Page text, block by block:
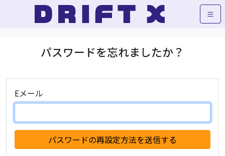
パスワードを忘れましたか？
Eメール